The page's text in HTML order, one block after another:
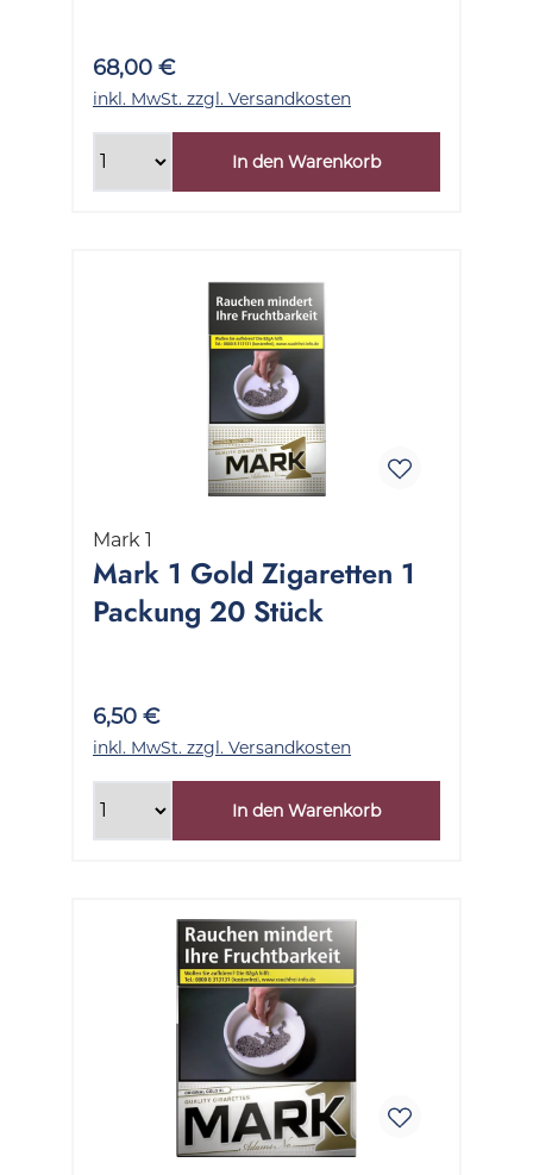
68,00 €
inkl. MwSt. zzgl. Versandkosten
In den Warenkorb
Mark 1
Mark 1 Gold Zigaretten 1
Packung 20 Stück
6,50 €
inkl. MwSt. zzgl. Versandkosten
In den Warenkorb